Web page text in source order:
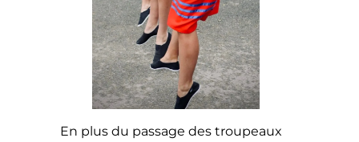
En plus du passage des troupeaux